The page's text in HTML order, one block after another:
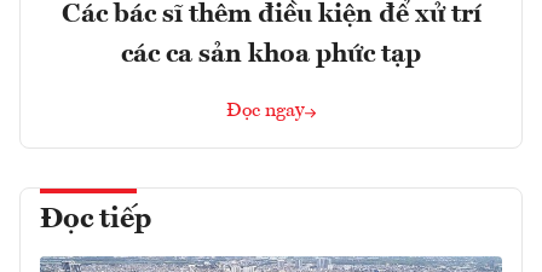
Các bác sĩ thêm điều kiện để xử trí
các ca sản khoa phức tạp
Đọc ngay
Đọc tiếp